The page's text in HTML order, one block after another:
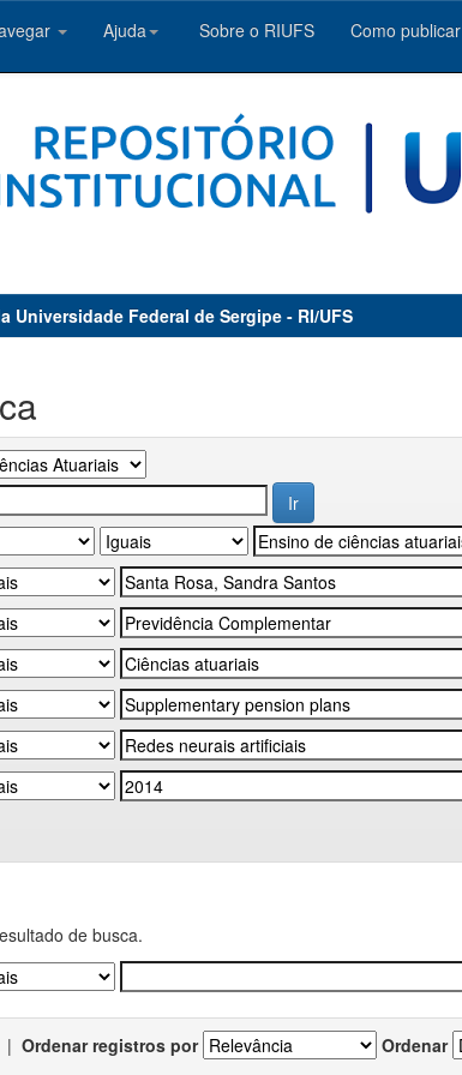
Ajuda Sobre o RIUFS Como publicar
Federal de Sergipe - RI/UFS
de busca.
| Ordenar registros por Ordenar